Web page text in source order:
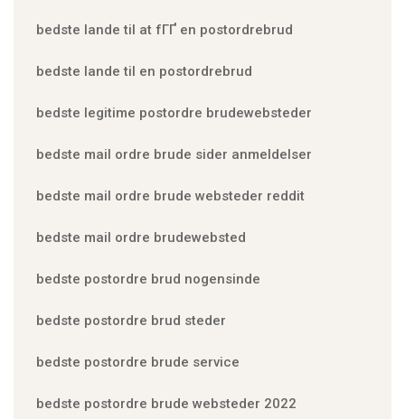
bedste lande til at fГҐ en postordrebrud
bedste lande til en postordrebrud
bedste legitime postordre brudewebsteder
bedste mail ordre brude sider anmeldelser
bedste mail ordre brude websteder reddit
bedste mail ordre brudewebsted
bedste postordre brud nogensinde
bedste postordre brud steder
bedste postordre brude service
bedste postordre brude websteder 2022